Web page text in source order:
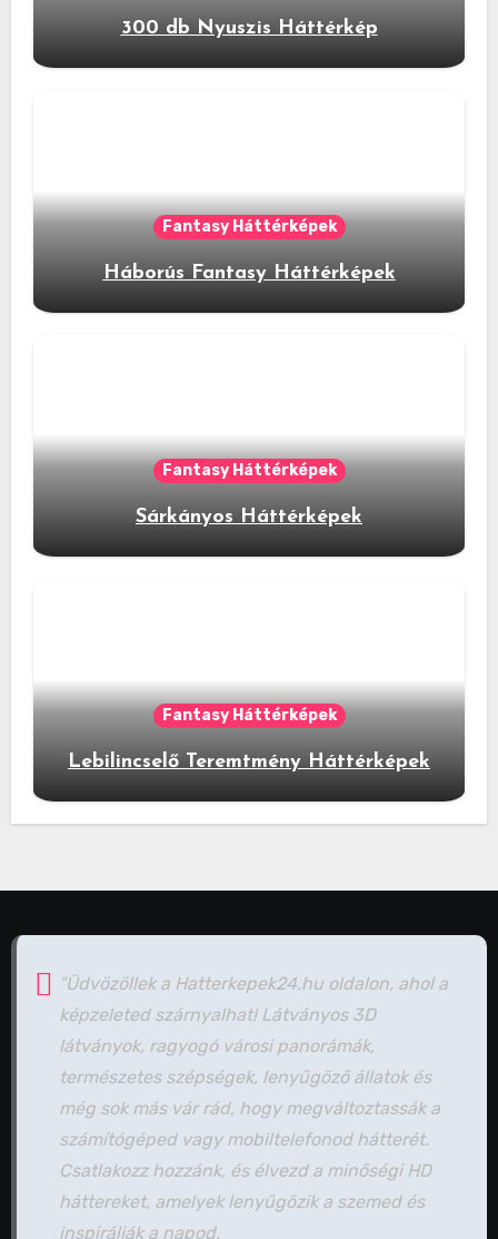
300 db Nyuszis Háttérkép
Fantasy Háttérképek
Háborús Fantasy Háttérképek
Fantasy Háttérképek
Sárkányos Háttérképek
Fantasy Háttérképek
Lebilincselő Teremtmény Háttérképek
"Üdvözöllek a Hatterkepek24.hu oldalon, ahol a
képzeleted szárnyalhat! Látványos 3D
látványok, ragyogó városi panorámák,
természetes szépségek, lenyűgöző állatok és
még sok más vár rád, hogy megváltoztassák a
számítógéped vagy mobiltelefonod hátterét.
Csatlakozz hozzánk, és élvezd a minőségi HD
háttereket, amelyek lenyűgözik a szemed és
inspirálják a napod.